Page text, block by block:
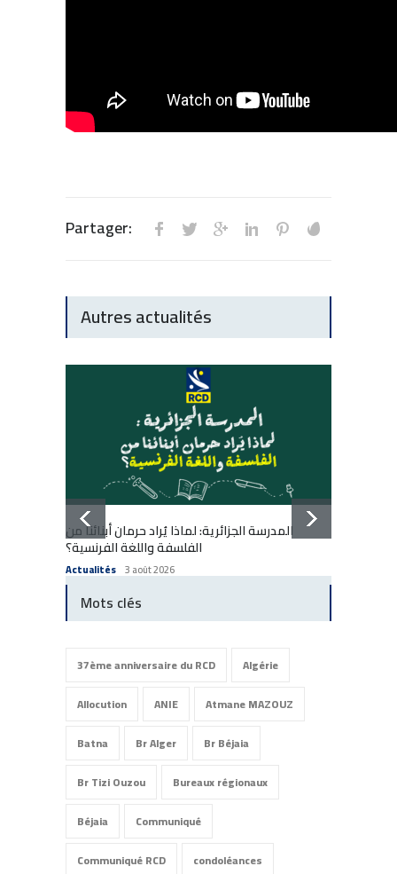
Partager:
Autres actualités
المدرسة الجزائرية: لماذا يُراد حرمان أبنائنا من
الفلسفة واللغة الفرنسية؟
Actualités 3 août 2026
Mots clés
37ème anniversaire du RCD
Algérie
Allocution
ANIE
Atmane MAZOUZ
Batna
Br Alger
Br Béjaia
Br Tizi Ouzou
Bureaux régionaux
Béjaia
Communiqué
Communiqué RCD
condoléances